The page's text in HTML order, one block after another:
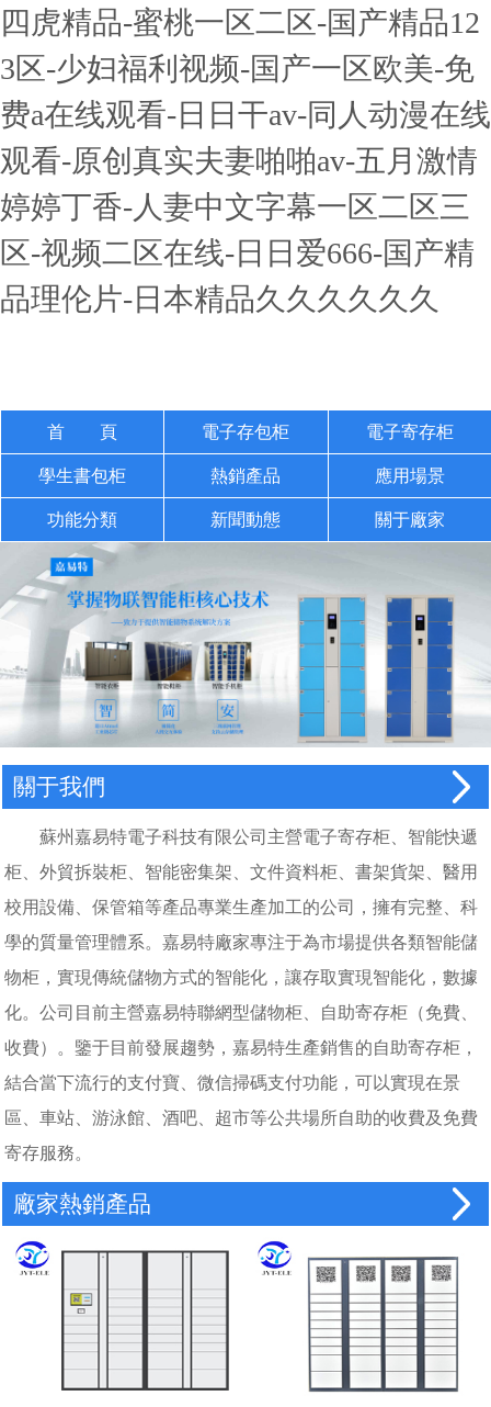
四虎精品-蜜桃一区二区-国产精品12
3区-少妇福利视频-国产一区欧美-免
费a在线观看-日日干av-同人动漫在线
观看-原创真实夫妻啪啪av-五月激情
婷婷丁香-人妻中文字幕一区二区三
区-视频二区在线-日日爱666-国产精
品理伦片-日本精品久久久久久久
首 頁 電子存包柜 電子寄存柜
學生書包柜 熱銷產品 應用場景
功能分類 新聞動態 關于廠家
關于我們
蘇州嘉易特電子科技有限公司主營電子寄存柜、智能快遞
柜、外貿拆裝柜、智能密集架、文件資料柜、書架貨架、醫用
校用設備、保管箱等產品專業生產加工的公司，擁有完整、科
學的質量管理體系。嘉易特廠家專注于為市場提供各類智能儲
物柜，實現傳統儲物方式的智能化，讓存取實現智能化，數據
化。公司目前主營嘉易特聯網型儲物柜、自助寄存柜（免費、
收費）。鑒于目前發展趨勢，嘉易特生產銷售的自助寄存柜，
結合當下流行的支付寶、微信掃碼支付功能，可以實現在景
區、車站、游泳館、酒吧、超市等公共場所自助的收費及免費
寄存服務。
廠家熱銷產品